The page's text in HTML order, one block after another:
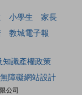
小學生
家長
教城電子報
公司
知識產權政策
無障礙網站設計